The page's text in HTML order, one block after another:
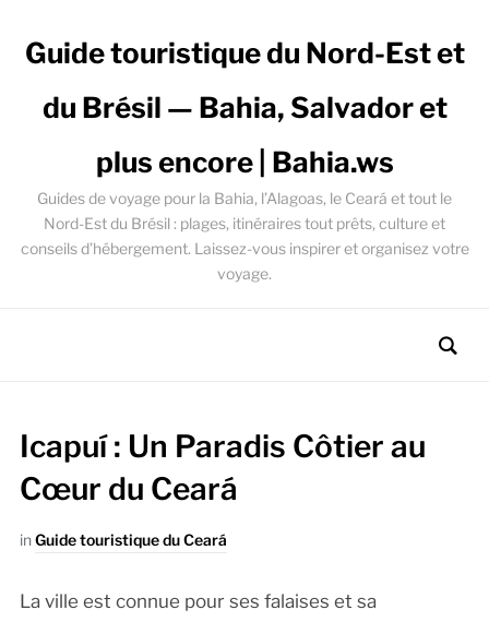
Guide touristique du Nord-Est et
du Brésil — Bahia, Salvador et
plus encore | Bahia.ws
Guides de voyage pour la Bahia, l’Alagoas, le Ceará et tout le
Nord-Est du Brésil : plages, itinéraires tout prêts, culture et
conseils d’hébergement. Laissez-vous inspirer et organisez votre
voyage.
Icapuí : Un Paradis Côtier au
Cœur du Ceará
inGuide touristique du Ceará
La ville est connue pour ses falaises et sa